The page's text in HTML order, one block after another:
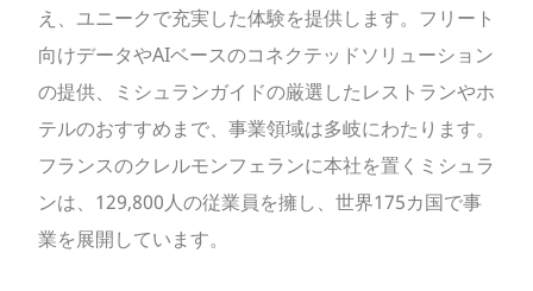
え、ユニークで充実した体験を提供します。フリート
向けデータやAIベースのコネクテッドソリューション
の提供、ミシュランガイドの厳選したレストランやホ
テルのおすすめまで、事業領域は多岐にわたります。
フランスのクレルモンフェランに本社を置くミシュラ
ンは、129,800人の従業員を擁し、世界175カ国で事
業を展開しています。